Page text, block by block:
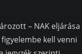
– NAK eljárása
kell venni